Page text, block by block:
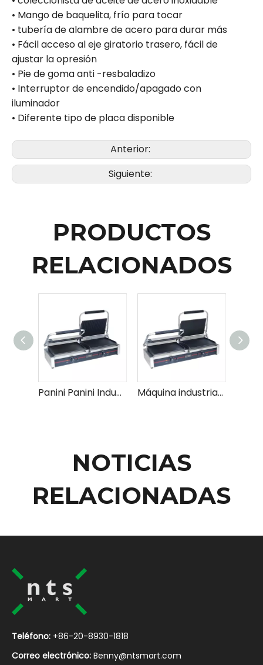
• Mango de baquelita, frío para tocar
• tubería de alambre de acero para durar más
• Fácil acceso al eje giratorio trasero, fácil de
ajustar la opresión
• Pie de goma anti -resbaladizo
• Interruptor de encendido/apagado con
iluminador
• Diferente tipo de placa disponible
Anterior:
Siguiente:
PRODUCTOS
RELACIONADOS
Panini Panini Industrial Press para uso comercial Buena parrilla Panini con temperatura ajustable para sándwiches paninis y más Máquina industrial comercial de Panini Panini Press para restaurantes Cafes fabricante de Panini de grado profesional con control de temperatura ajustable
NOTICIAS
RELACIONADAS
Teléfono: +86-20-8930-1818
Correo electrónico: Benny@ntsmart.com